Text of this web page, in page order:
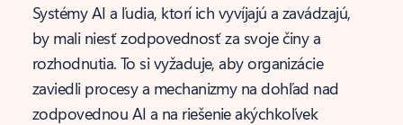
Systémy AI a ľudia, ktorí ich vyvíjajú a zavádzajú,
by mali niesť zodpovednosť za svoje činy a
rozhodnutia. To si vyžaduje, aby organizácie
zaviedli procesy a mechanizmy na dohľad nad
zodpovednou AI a na riešenie akýchkoľvek